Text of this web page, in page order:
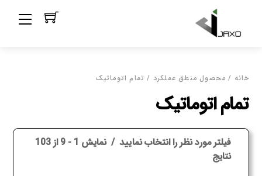
content
خانه / محصول منطق عملکرد / تمام اتوماتیک
تمام اتوماتیک
فیلتر مورد نظر را انتخاب نمایید
نمایش 1 - 9 از 103
نتایج